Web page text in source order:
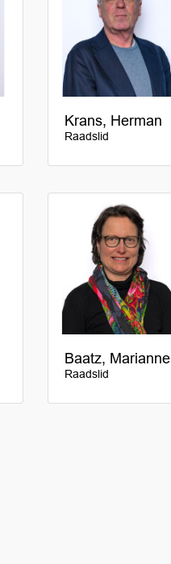
Krans, Herman
Raadslid
Baatz, Marianne
Raadslid